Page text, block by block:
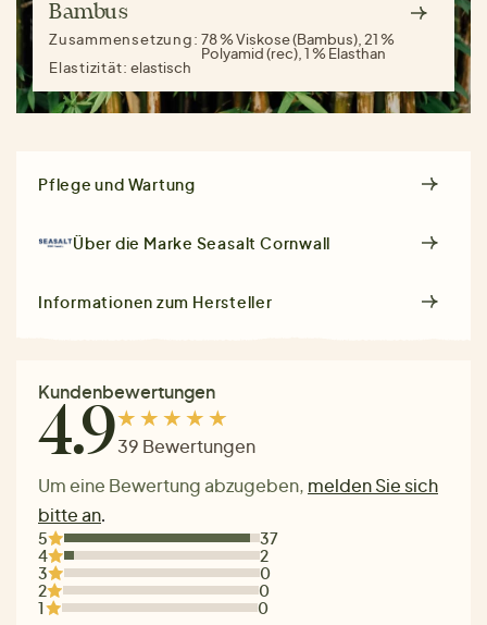
Bambus
Zusammensetzung:78 % Viskose (Bambus), 21 %
Polyamid (rec), 1 % Elasthan
Elastizität:elastisch
Pflege und Wartung
Über die Marke Seasalt Cornwall
Informationen zum Hersteller
Kundenbewertungen
4.939 Bewertungen
Um eine Bewertung abzugeben, melden Sie sich
bitte an.
5
37
4
2
3
0
2
0
1
0